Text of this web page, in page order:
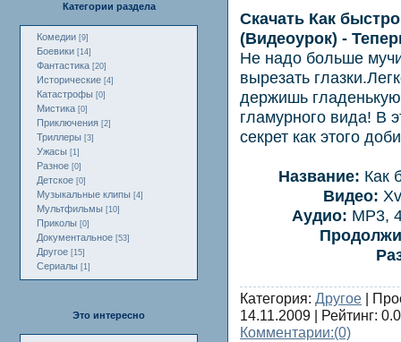
Категории раздела
Комедии [9]
Боевики [14]
Фантастика [20]
Исторические [4]
Катастрофы [0]
Мистика [0]
Приключения [2]
Триллеры [3]
Ужасы [1]
Разное [0]
Детское [0]
Музыкальные клипы [4]
Мультфильмы [10]
Приколы [0]
Документальное [53]
Другое [15]
Сериалы [1]
Это интересно
Скачать Как
(Видеоурок) -
Не надо больше
вырезать
держишь
гламурного вида! В
секрет как этого
Название: Как
Видео:
Аудио: MP3,
Категория: Другое |
14.11.2009 | Рейтинг:
Комментарии:(0)